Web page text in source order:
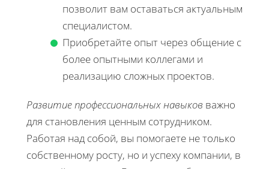
позволит вам оставаться актуальным
специалистом.
Приобретайте опыт через общение с
более опытными коллегами и
реализацию сложных проектов.
Развитие профессиональных навыков важно
для становления ценным сотрудником.
Работая над собой, вы помогаете не только
собственному росту, но и успеху компании, в